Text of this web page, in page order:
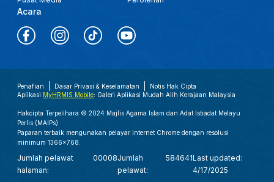
Acara
Penafian Dasar Privasi & Keselamatan
Notis Hak Cipta
Aplikasi MyHRMIS Mobile: Galeri Aplikasi Mudah Alih Kerajaan Malaysia
Hakcipta Terpelihara © 2024 Majlis Agama Islam dan Adat Istiadat Melayu
Perlis (MAIPs).
Paparan terbaik mengunakan pelayar internet Chrome dengan resolusi
minimum 1366x768.
Jumlah pelawat
halaman:
00008Jumlah
pelawat:
584641Last updated:
4/17/2025